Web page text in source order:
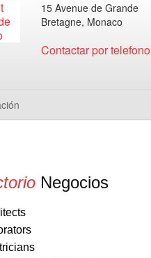
15 Avenue de Grande
Bretagne, Monaco
Contactar por telefono
Negocios